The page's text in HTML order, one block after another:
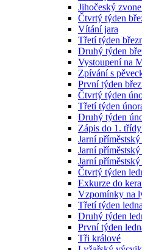
Jihočeský
Čtvrtý týden
Vítání jara
Třetí týden
Druhý týden
Vystoupení na
Zpívání s
První týden
Čtvrtý týden
Třetí týden
Druhý týden
Zápis do 1.
Jarní
Jarní
Jarní
Čtvrtý týden
Exkurze do
Vzpomínky na
Třetí týden ledna
Druhý týden
První týden
Tři králové